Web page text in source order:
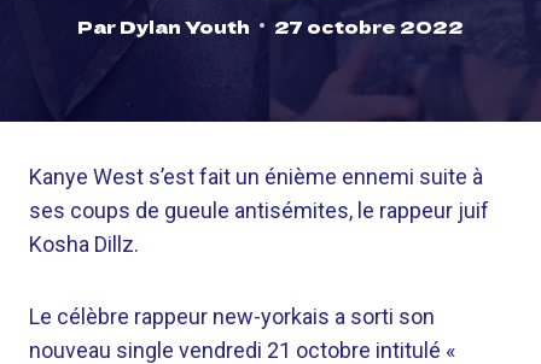
ParDylan Youth 27 octobre 2022
Kanye West s’est fait un énième ennemi suite à
ses coups de gueule antisémites, le rappeur juif
Kosha Dillz.
Le célèbre rappeur new-yorkais a sorti son
nouveau single vendredi 21 octobre intitulé «